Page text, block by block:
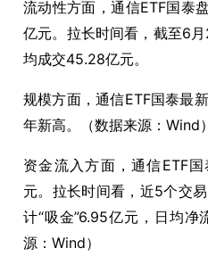
流动性方面，通信ETF国泰
亿元。拉长时间看，截至6
均成交45.28亿元。
规模方面，通信ETF国泰最
年新高。（数据来源：Wind）
资金流入方面，通信ETF
元。拉长时间看，近5个交
计“吸金”6.95亿元，日均净
源：Wind）